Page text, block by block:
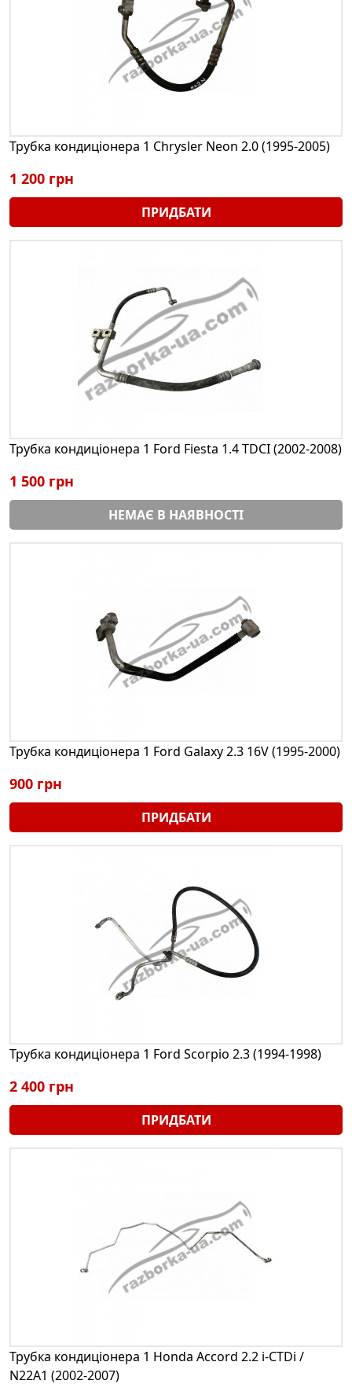
Трубка кондиціонера 1 Chrysler Neon 2.0 (1995-2005)
1 200 грн
ПРИДБАТИ
Трубка кондиціонера 1 Ford Fiesta 1.4 TDCI (2002-2008)
1 500 грн
НЕМАЄ В НАЯВНОСТІ
Трубка кондиціонера 1 Ford Galaxy 2.3 16V (1995-2000)
900 грн
ПРИДБАТИ
Трубка кондиціонера 1 Ford Scorpio 2.3 (1994-1998)
2 400 грн
ПРИДБАТИ
Трубка кондиціонера 1 Honda Accord 2.2 i-CTDi /
N22A1 (2002-2007)